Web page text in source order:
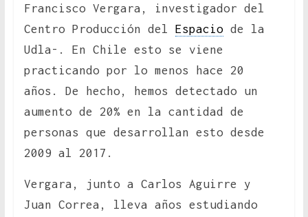
Francisco Vergara, investigador del
Centro Producción del Espaciode la
Udla-. En Chile esto se viene
practicando por lo menos hace 20
años. De hecho, hemos detectado un
aumento de 20% en la cantidad de
personas que desarrollan esto desde
2009 al 2017.
Vergara, junto a Carlos Aguirre y
Juan Correa, lleva años estudiando